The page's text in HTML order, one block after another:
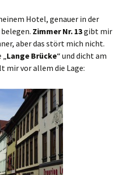
Hotel, genauer in der
Zimmer Nr. 13gibt mir
aber das stört mich nicht.
„Lange Brücke“ und dicht am
mir vor allem die Lage: